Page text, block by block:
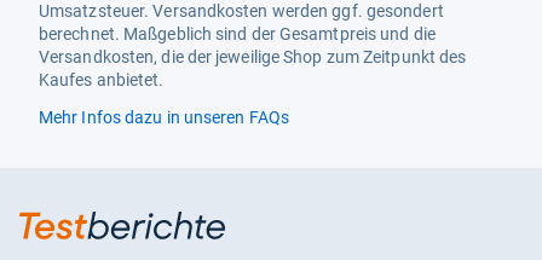
Umsatzsteuer. Versandkosten werden ggf. gesondert
berechnet. Maßgeblich sind der Gesamtpreis und die
Versandkosten, die der jeweilige Shop zum Zeitpunkt des
Kaufes anbietet.
Mehr Infos dazu in unseren FAQs